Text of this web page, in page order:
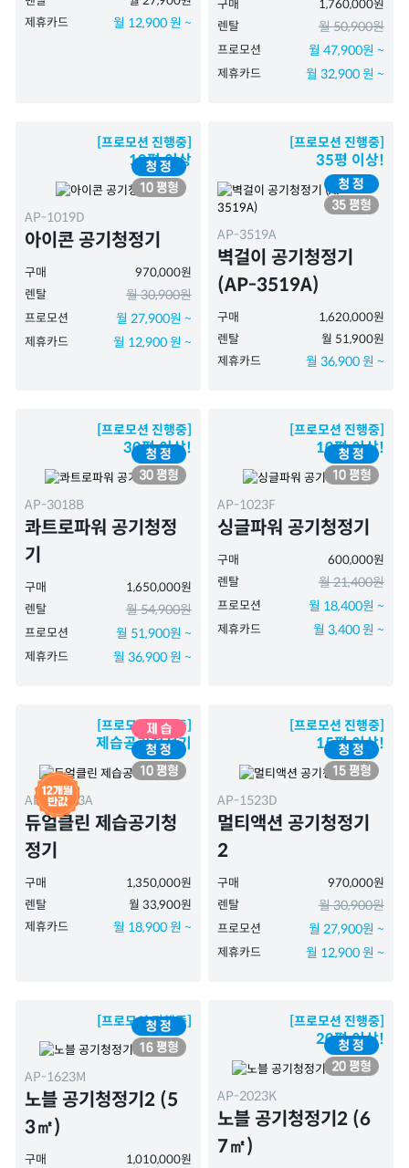
제휴카드
월 12,900 원 ~
구매
1,760,000원
렌탈
월 50,900원
프로모션 월 47,900원 ~
제휴카드 월 32,900 원 ~
[프로모션 진행중]
10평 이상
AP-1019D
아이콘 공기청정기
구매
970,000원
렌탈
월 30,900원
프로모션 월 27,900원 ~
제휴카드 월 12,900 원 ~
[프로모션 진행중]
35평 이상!
AP-3519A
벽걸이 공기청정기
(AP-3519A)
구매
1,620,000원
렌탈
월 51,900원
제휴카드
월 36,900 원 ~
[프로모션 진행중]
30평 이상!
AP-3018B
콰트로파워 공기청정
기
구매
1,650,000원
렌탈
월 54,900원
프로모션 월 51,900원 ~
제휴카드 월 36,900 원 ~
[프로모션 진행중]
10평 이상!
AP-1023F
싱글파워 공기청정기
구매
600,000원
렌탈
월 21,400원
프로모션 월 18,400원 ~
제휴카드 월 3,400 원 ~
[프로모션 진행중]
제습공기청정기
APD-1023A
듀얼클린 제습공기청
정기
구매
1,350,000원
렌탈
월 33,900원
제휴카드
월 18,900 원 ~
[프로모션 진행중]
15평 이상!
AP-1523D
멀티액션 공기청정기
2
구매
970,000원
렌탈
월 30,900원
프로모션 월 27,900원 ~
제휴카드 월 12,900 원 ~
[프로모션 진행중]
AP-1623M
노블 공기청정기2 (5
3㎡)
구매
1,010,000원
[프로모션 진행중]
20평 이상!
AP-2023K
노블 공기청정기2 (6
7㎡)